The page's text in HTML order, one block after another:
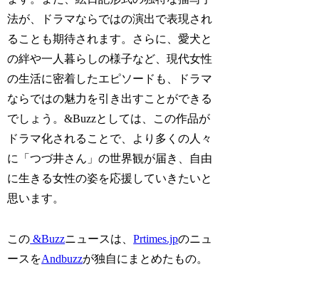
法が、ドラマならではの演出で表現され
ることも期待されます。さらに、愛犬と
の絆や一人暮らしの様子など、現代女性
の生活に密着したエピソードも、ドラマ
ならではの魅力を引き出すことができる
でしょう。&Buzzとしては、この作品が
ドラマ化されることで、より多くの人々
に「つづ井さん」の世界観が届き、自由
に生きる女性の姿を応援していきたいと
思います。
この &Buzzニュースは、Prtimes.jpのニュ
ースをAndbuzzが独自にまとめたもの。